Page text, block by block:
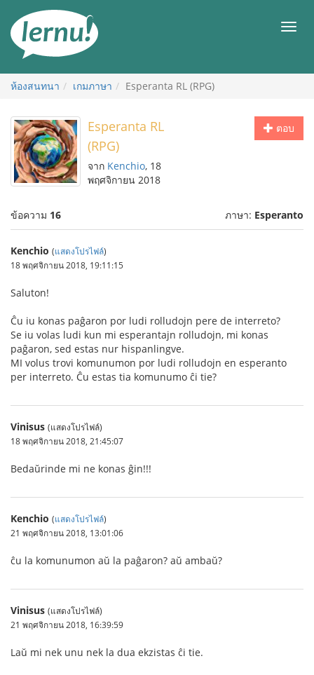
สารบัญ
เมนู
ห้องสนทนา เกมภาษา Esperanta RL (RPG)
ตอบ
Esperanta RL
(RPG)
จาก Kenchio, 18
พฤศจิกายน 2018
ข้อความ 16 ภาษา: Esperanto
Kenchio (แสดงโปรไฟล์)
18 พฤศจิกายน 2018, 19:11:15
Saluton!
Ĉu iu konas paĝaron por ludi rolludojn pere de interreto?
Se iu volas ludi kun mi esperantajn rolludojn, mi konas
paĝaron, sed estas nur hispanlingve.
MI volus trovi komunumon por ludi rolludojn en esperanto
per interreto. Ĉu estas tia komunumo ĉi tie?
Vinisus (แสดงโปรไฟล์)
18 พฤศจิกายน 2018, 21:45:07
Bedaŭrinde mi ne konas ĝin!!!
Kenchio (แสดงโปรไฟล์)
21 พฤศจิกายน 2018, 13:01:06
ĉu la komunumon aŭ la paĝaron? aŭ ambaŭ?
Vinisus (แสดงโปรไฟล์)
21 พฤศจิกายน 2018, 16:39:59
Laŭ mi nek unu nek la dua ekzistas ĉi tie.